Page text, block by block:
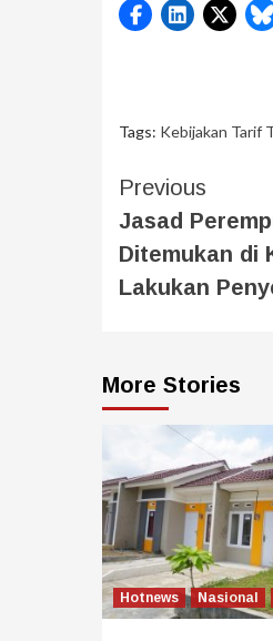
Tags: Kebijakan Tarif
Previous
Jasad
Ditemukan di
Lakukan
More Stories
Hotnews Nasional